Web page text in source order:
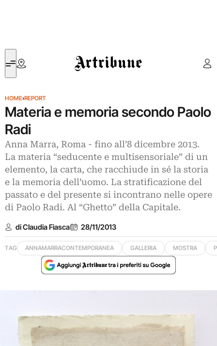
Artribune
HOME›REPORT
Materia e memoria secondo Paolo
Radi
Anna Marra, Roma - fino all’8 dicembre 2013.
La materia “seducente e multisensoriale” di un
elemento, la carta, che racchiude in sé la storia
e la memoria dell’uomo. La stratificazione del
passato e del presente si incontrano nelle opere
di Paolo Radi. Al “Ghetto” della Capitale.
di Claudia Fiasca 28/11/2013
TAG ANNAMARRACONTEMPORANEA GALLERIA MOSTRA